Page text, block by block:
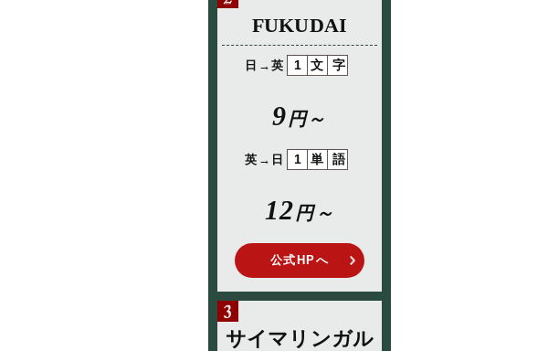
FUKUDAI
日→英 1文字
9円～
英→日 1単語
12円～
公式HPへ
サイマリンガル